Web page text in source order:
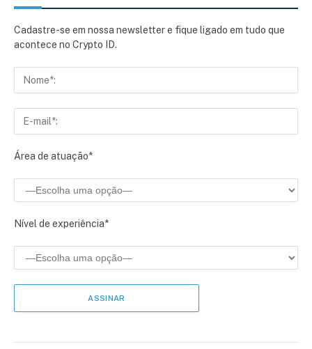
Cadastre-se em nossa newsletter e fique ligado em tudo que
acontece no Crypto ID.
Área de atuação*
Nível de experiência*